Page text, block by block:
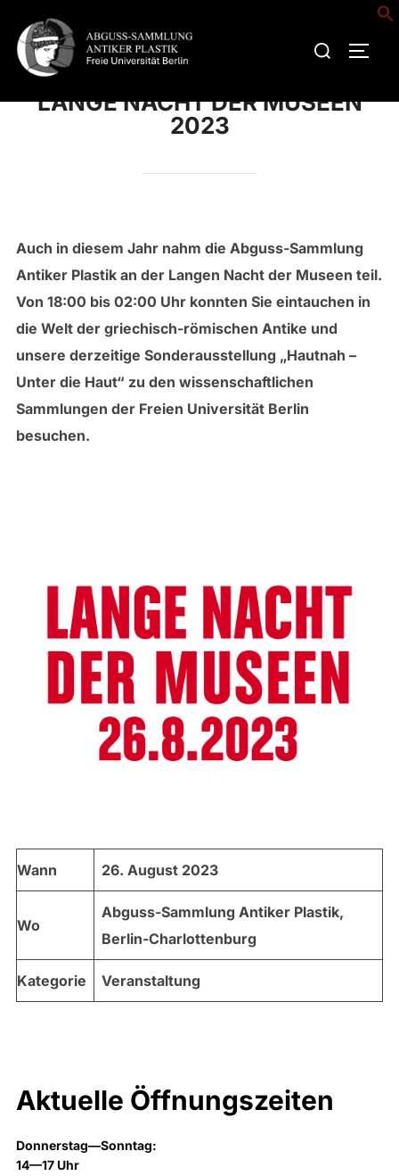
Inhalt
springen
Suchen
LANGE NACHT DER MUSEEN
2023
Auch in diesem Jahr nahm die Abguss-Sammlung
Antiker Plastik an der Langen Nacht der Museen teil.
Von 18:00 bis 02:00 Uhr konnten Sie eintauchen in
die Welt der griechisch-römischen Antike und
unsere derzeitige Sonderausstellung „Hautnah –
Unter die Haut“ zu den wissenschaftlichen
Sammlungen der Freien Universität Berlin
besuchen.
Wann 26. August 2023
Wo
Abguss-Sammlung Antiker Plastik,
Berlin-Charlottenburg
Kategorie Veranstaltung
Aktuelle Öffnungszeiten
Donnerstag—Sonntag:
14—17 Uhr